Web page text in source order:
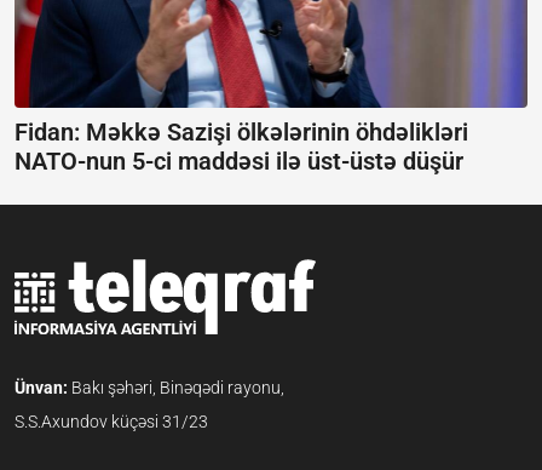
Fidan: Məkkə Sazişi ölkələrinin öhdəlikləri
NATO-nun 5-ci maddəsi ilə üst-üstə düşür
Ünvan: Bakı şəhəri, Binəqədi rayonu,
S.S.Axundov küçəsi 31/23